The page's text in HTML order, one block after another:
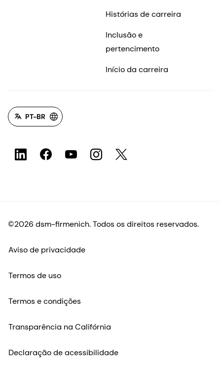
Histórias de carreira
Inclusão e
pertencimento
Início da carreira
PT-BR
©2026 dsm-firmenich. Todos os direitos reservados.
Aviso de privacidade
Termos de uso
Termos e condições
Transparência na Califórnia
Declaração de acessibilidade